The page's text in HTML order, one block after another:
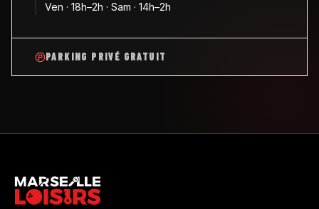
Ven · 18h–2h · Sam · 14h–2h
PARKING PRIVÉ GRATUIT